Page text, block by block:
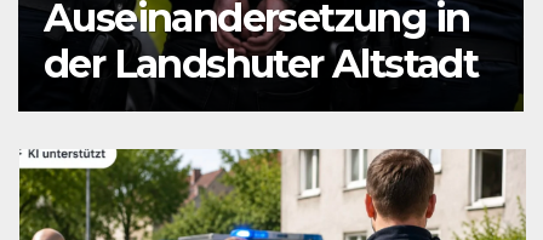
Auseinandersetzung in
der Landshuter Altstadt